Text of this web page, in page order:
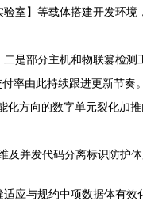
室】等载体搭建开发环境
是部分主机和物联篡检
率由此持续跟进更新节
方向的数字单元裂化加
并发代码分离标识防护体
应与规约中项数据体有